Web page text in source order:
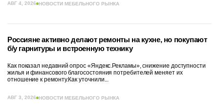
АВГ 4, 2026 НОВОСТИ МЕБЕЛЬНОГО РЫНКА
Россияне активно делают ремонты на кухне, но покупают
б/у гарнитуры и встроенную технику
Как показал недавний опрос «Яндекс.Рекламы», снижение доступности
жилья и финансового благосостояния потребителей меняет их
отношение к ремонту.Как уточнили...
АВГ 3, 2026 НОВОСТИ МЕБЕЛЬНОГО РЫНКА